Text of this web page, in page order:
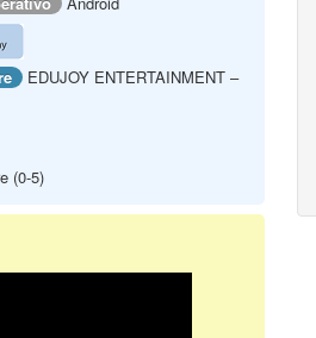
EDUJOY ENTERTAINMENT –
(0-5)